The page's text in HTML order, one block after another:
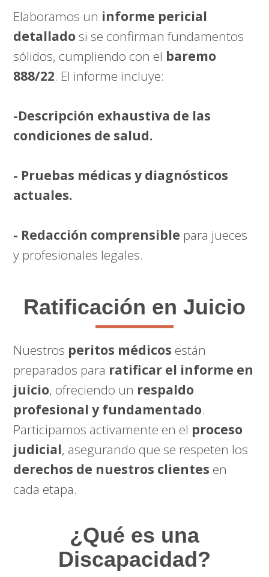
Elaboramos un informe pericial
detallado si se confirman fundamentos
sólidos, cumpliendo con el baremo
888/22. El informe incluye:
-Descripción exhaustiva de las
condiciones de salud.
- Pruebas médicas y diagnósticos
actuales.
- Redacción comprensible para jueces
y profesionales legales.
Ratificación en Juicio
Nuestros peritos médicos están
preparados para ratificar el informe en
juicio, ofreciendo un respaldo
profesional y fundamentado.
Participamos activamente en el proceso
judicial, asegurando que se respeten los
derechos de nuestros clientes en
cada etapa.
¿Qué es una
Discapacidad?